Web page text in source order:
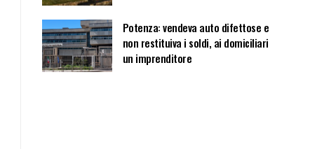
Potenza: vendeva auto difettose e
non restituiva i soldi, ai domiciliari
un imprenditore